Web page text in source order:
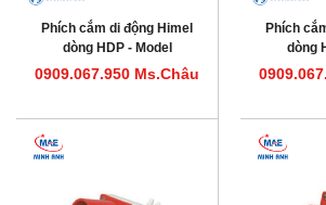
Phích cắm di động Himel
dòng HDP - Model
HDP563IP67
0909.067.950 Ms.Châu
Phích
dòng